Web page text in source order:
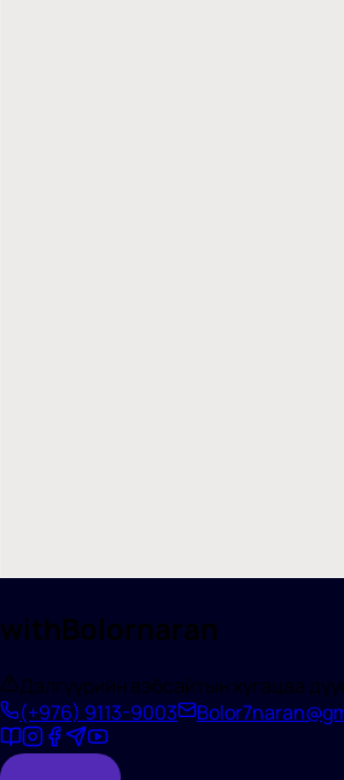
withBolornaran
Дэлгүүрийн вэбсайтын хугацаа
(+976) 9113-9003